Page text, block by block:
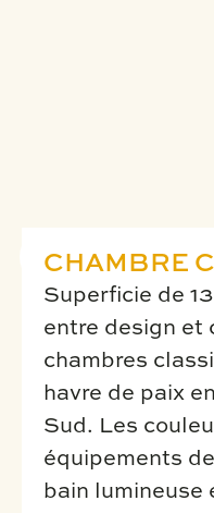
CHAMBRE
Superficie de
entre design et
chambres
havre de paix
Sud. Les
équipements
bain lumineuse